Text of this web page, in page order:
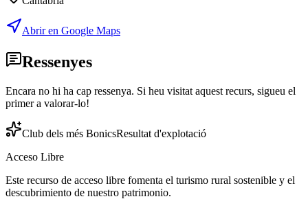
Abrir en Google Maps
Ressenyes
Encara no hi ha cap ressenya. Si heu visitat aquest recurs, sigueu el
primer a valorar-lo!
Club dels més BonicsResultat d'explotació
Acceso Libre
Este recurso de acceso libre fomenta el turismo rural sostenible y el
descubrimiento de nuestro patrimonio.